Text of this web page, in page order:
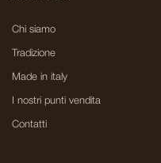
Chi siamo
Tradizione
Made in italy
I nostri punti vendita
Contatti